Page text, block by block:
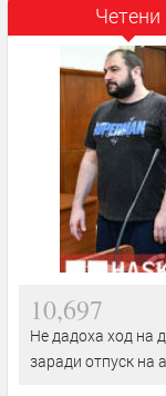
Четени
10,697
Не дадоха ход на
заради отпуск на